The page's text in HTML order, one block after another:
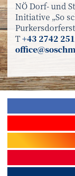
NÖ Dorf- und
Initiative „So
T+43 2742